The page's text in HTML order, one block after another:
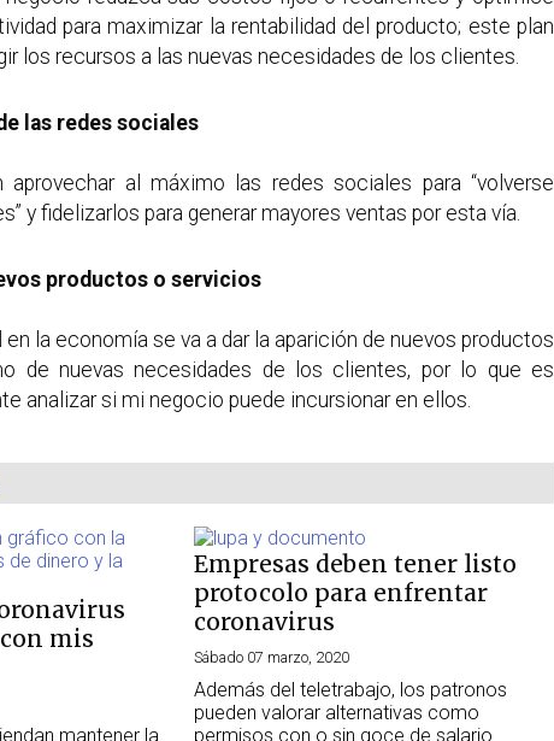
para maximizar la rentabilidad del producto; este plan
los recursos a las nuevas necesidades de los clientes.
las redes sociales
aprovechar al máximo las redes sociales para “volverse
y fidelizarlos para generar mayores ventas por esta vía.
productos o servicios
la economía se va a dar la aparición de nuevos productos
de nuevas necesidades de los clientes, por lo que es
analizar si mi negocio puede incursionar en ellos.
mis
mantener la
Empresas deben tener listo
protocolo para enfrentar
coronavirus
Sábado 07 marzo, 2020
Además del teletrabajo, los patronos
pueden valorar alternativas como
permisos con o sin goce de salario.